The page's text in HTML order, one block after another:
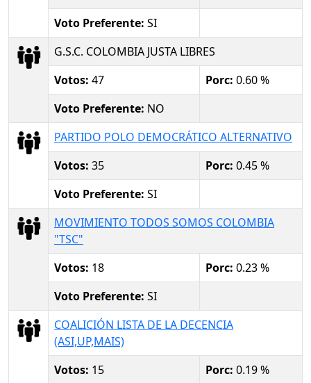
Voto Preferente: SI
G.S.C. COLOMBIA JUSTA LIBRES
Votos: 47 Porc: 0.60 %
Voto Preferente: NO
PARTIDO POLO DEMOCRÁTICO ALTERNATIVO
Votos: 35 Porc: 0.45 %
Voto Preferente: SI
MOVIMIENTO TODOS SOMOS COLOMBIA
"TSC"
Votos: 18 Porc: 0.23 %
Voto Preferente: SI
COALICIÓN LISTA DE LA DECENCIA
(ASI,UP,MAIS)
Votos: 15 Porc: 0.19 %